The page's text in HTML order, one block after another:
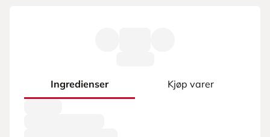
Ingredienser Kjøp varer